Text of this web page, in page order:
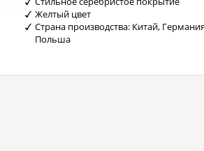
Желтый цвет
Страна производства: Китай,
Польша